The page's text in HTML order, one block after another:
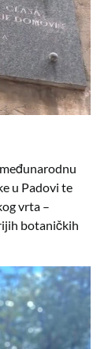
u Padovi te
vrta –
botaničkih